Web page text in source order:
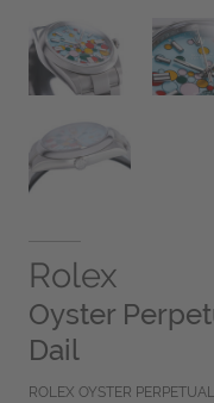
Rolex
Oyster
Dail
ROLEX OYSTER